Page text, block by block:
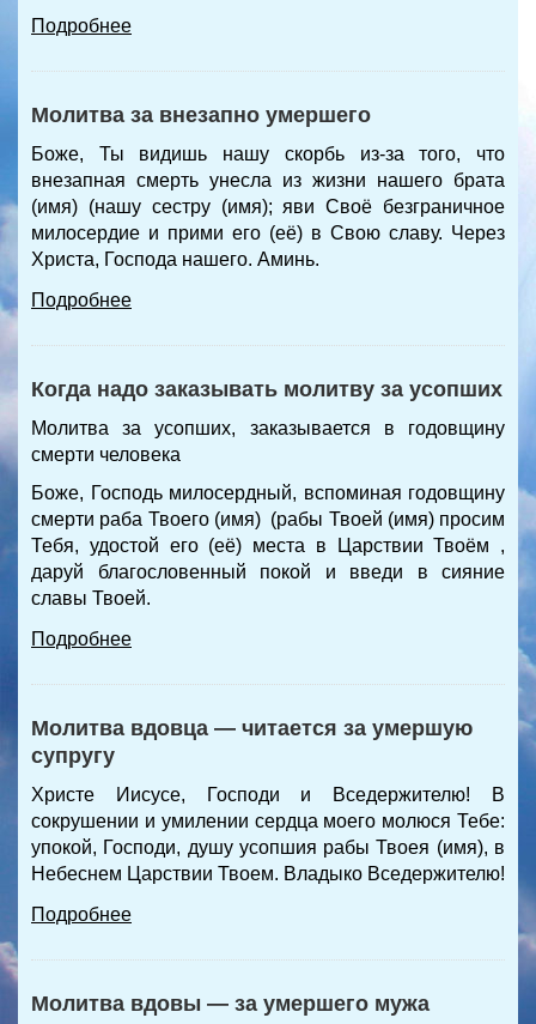
Подробнее
Молитва за внезапно умершего
Боже, Ты видишь нашу скорбь из-за того, что
внезапная смерть унесла из жизни нашего брата
(имя) (нашу сестру (имя); яви Своё безграничное
милосердие и прими его (её) в Свою славу. Через
Христа, Господа нашего. Аминь.
Подробнее
Когда надо заказывать молитву за усопших
Молитва за усопших, заказывается в годовщину
смерти человека
Боже, Господь милосердный, вспоминая годовщину
смерти раба Твоего (имя) (рабы Твоей (имя) просим
Тебя, удостой его (её) места в Царствии Твоём ,
даруй благословенный покой и введи в сияние
славы Твоей.
Подробнее
Молитва вдовца — читается за умершую
супругу
Христе Иисусе, Господи и Вседержителю! В
сокрушении и умилении сердца моего молюся Тебе:
упокой, Господи, душу усопшия рабы Твоея (имя), в
Небеснем Царствии Твоем. Владыко Вседержителю!
Подробнее
Молитва вдовы — за умершего мужа